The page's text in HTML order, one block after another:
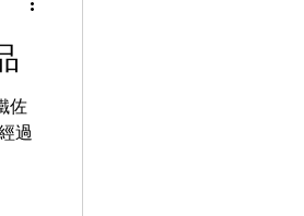
佐
過